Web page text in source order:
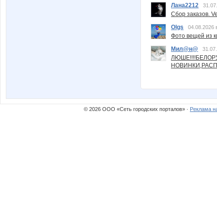
Лана2212
Сбор заказов.
Olgs
04.08.2026
Фото вещей из
Мил@н@
© 2026 ООО «Сеть городских порталов» · Реклама